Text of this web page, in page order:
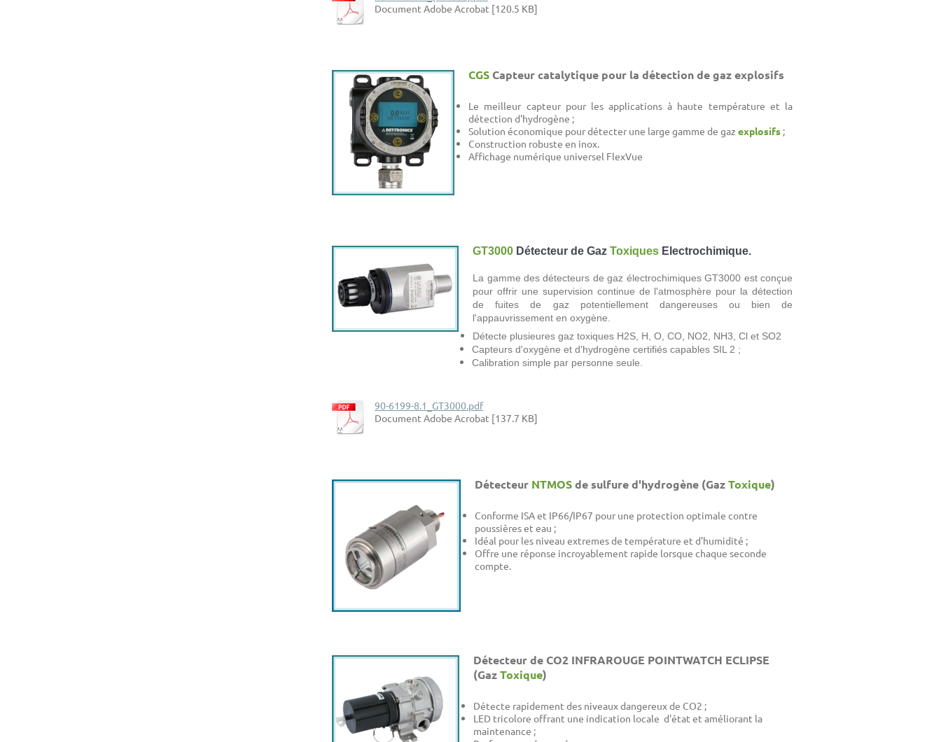
Document Adobe Acrobat [120.5 KB]
CGSCapteur catalytique pour la détection de gaz explosifs
Le meilleur capteur pour les applications à haute température et la
détection d'hydrogène ;
Solution économique pour détecter une large gamme de gazexplosifs ;
Construction robuste en inox.
Affichage numérique universel FlexVue
GT3000 Détecteur de Gaz Toxiques Electrochimique.
La gamme des détecteurs de gaz électrochimiques GT3000 est conçue
pour offrir une supervision continue de l'atmosphère pour la détection
de fuites de gaz potentiellement dangereuses ou bien de
l'appauvrissement en oxygène.
Détecte plusieures gaz toxiques H2S, H, O, CO, NO2, NH3, Cl et SO2
Capteurs d'oxygène et d'hydrogène certifiés capables SIL 2 ;
Calibration simple par personne seule.
90-6199-8.1_GT3000.pdf
Document Adobe Acrobat [137.7 KB]
Détecteur NTMOSde sulfure d'hydrogène (GazToxique)
Conforme ISA et IP66/IP67 pour une protection optimale contre
poussières et eau ;
Idéal pour les niveau extremes de température et d'humidité ;
Offre une réponse incroyablement rapide lorsque chaque seconde
compte.
Détecteur de CO2 INFRAROUGE POINTWATCH ECLIPSE
(GazToxique)
Détecte rapidement des niveaux dangereux de CO2 ;
LED tricolore offrant une indication locale d'état et améliorant la
maintenance ;